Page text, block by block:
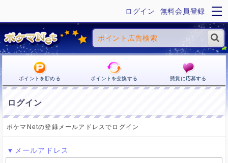
ログイン 無料会員登録
ポイントを貯める ポイントを交換する 懸賞に応募する
ログイン
ポケマNetの登録メールアドレスでログイン
メールアドレス